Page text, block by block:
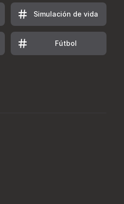
Simulación de vida
Fútbol